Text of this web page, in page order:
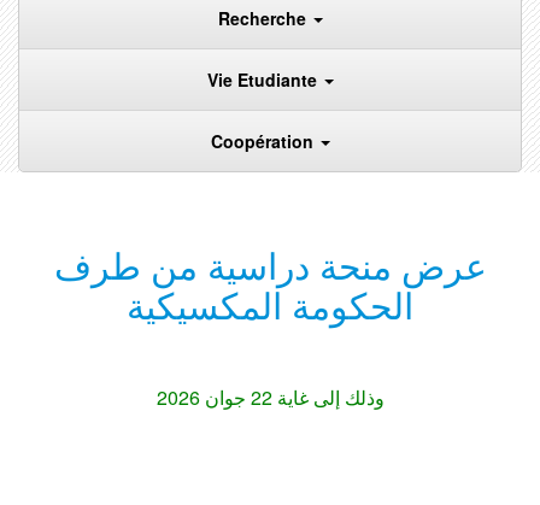
Recherche
Vie Etudiante
Coopération
عرض منحة دراسية من طرف
الحكومة المكسيكية
وذلك إلى غاية 22 جوان 2026